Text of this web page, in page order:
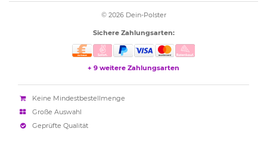
© 2026 Dein-Polster
Sichere Zahlungsarten:
+ 9 weitere Zahlungsarten
Keine Mindestbestellmenge
Große Auswahl
Geprüfte Qualität